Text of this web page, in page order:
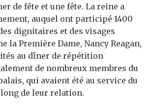
de fête et une fête. La reine a
auquel ont participé 1400
dignitaires et des visages
la Première Dame, Nancy Reagan,
au dîner de répétition
de nombreux membres du
qui avaient été au service du
de leur relation.